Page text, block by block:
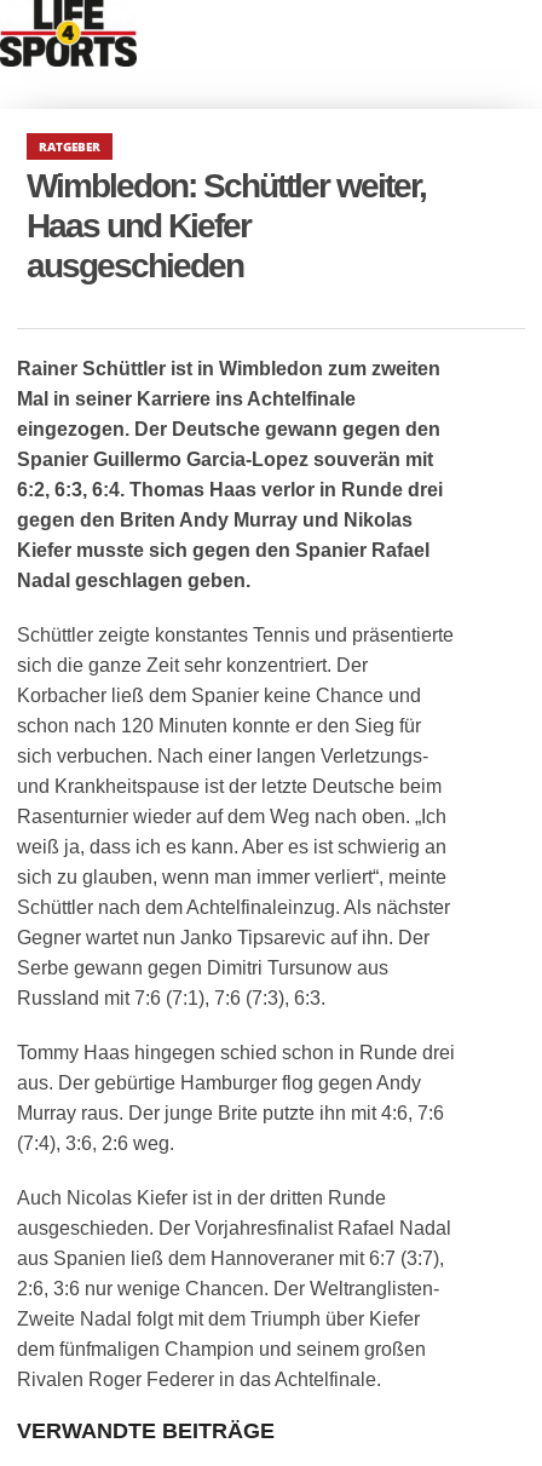
RATGEBER
Wimbledon: Schüttler weiter,
Haas und Kiefer
ausgeschieden
Rainer Schüttler ist in Wimbledon zum zweiten
Mal in seiner Karriere ins Achtelfinale
eingezogen. Der Deutsche gewann gegen den
Spanier Guillermo Garcia-Lopez souverän mit
6:2, 6:3, 6:4. Thomas Haas verlor in Runde drei
gegen den Briten Andy Murray und Nikolas
Kiefer musste sich gegen den Spanier Rafael
Nadal geschlagen geben.
Schüttler zeigte konstantes Tennis und präsentierte
sich die ganze Zeit sehr konzentriert. Der
Korbacher ließ dem Spanier keine Chance und
schon nach 120 Minuten konnte er den Sieg für
sich verbuchen. Nach einer langen Verletzungs-
und Krankheitspause ist der letzte Deutsche beim
Rasenturnier wieder auf dem Weg nach oben. „Ich
weiß ja, dass ich es kann. Aber es ist schwierig an
sich zu glauben, wenn man immer verliert“, meinte
Schüttler nach dem Achtelfinaleinzug. Als nächster
Gegner wartet nun Janko Tipsarevic auf ihn. Der
Serbe gewann gegen Dimitri Tursunow aus
Russland mit 7:6 (7:1), 7:6 (7:3), 6:3.
Tommy Haas hingegen schied schon in Runde drei
aus. Der gebürtige Hamburger flog gegen Andy
Murray raus. Der junge Brite putzte ihn mit 4:6, 7:6
(7:4), 3:6, 2:6 weg.
Auch Nicolas Kiefer ist in der dritten Runde
ausgeschieden. Der Vorjahresfinalist Rafael Nadal
aus Spanien ließ dem Hannoveraner mit 6:7 (3:7),
2:6, 3:6 nur wenige Chancen. Der Weltranglisten-
Zweite Nadal folgt mit dem Triumph über Kiefer
dem fünfmaligen Champion und seinem großen
Rivalen Roger Federer in das Achtelfinale.
VERWANDTE BEITRÄGE